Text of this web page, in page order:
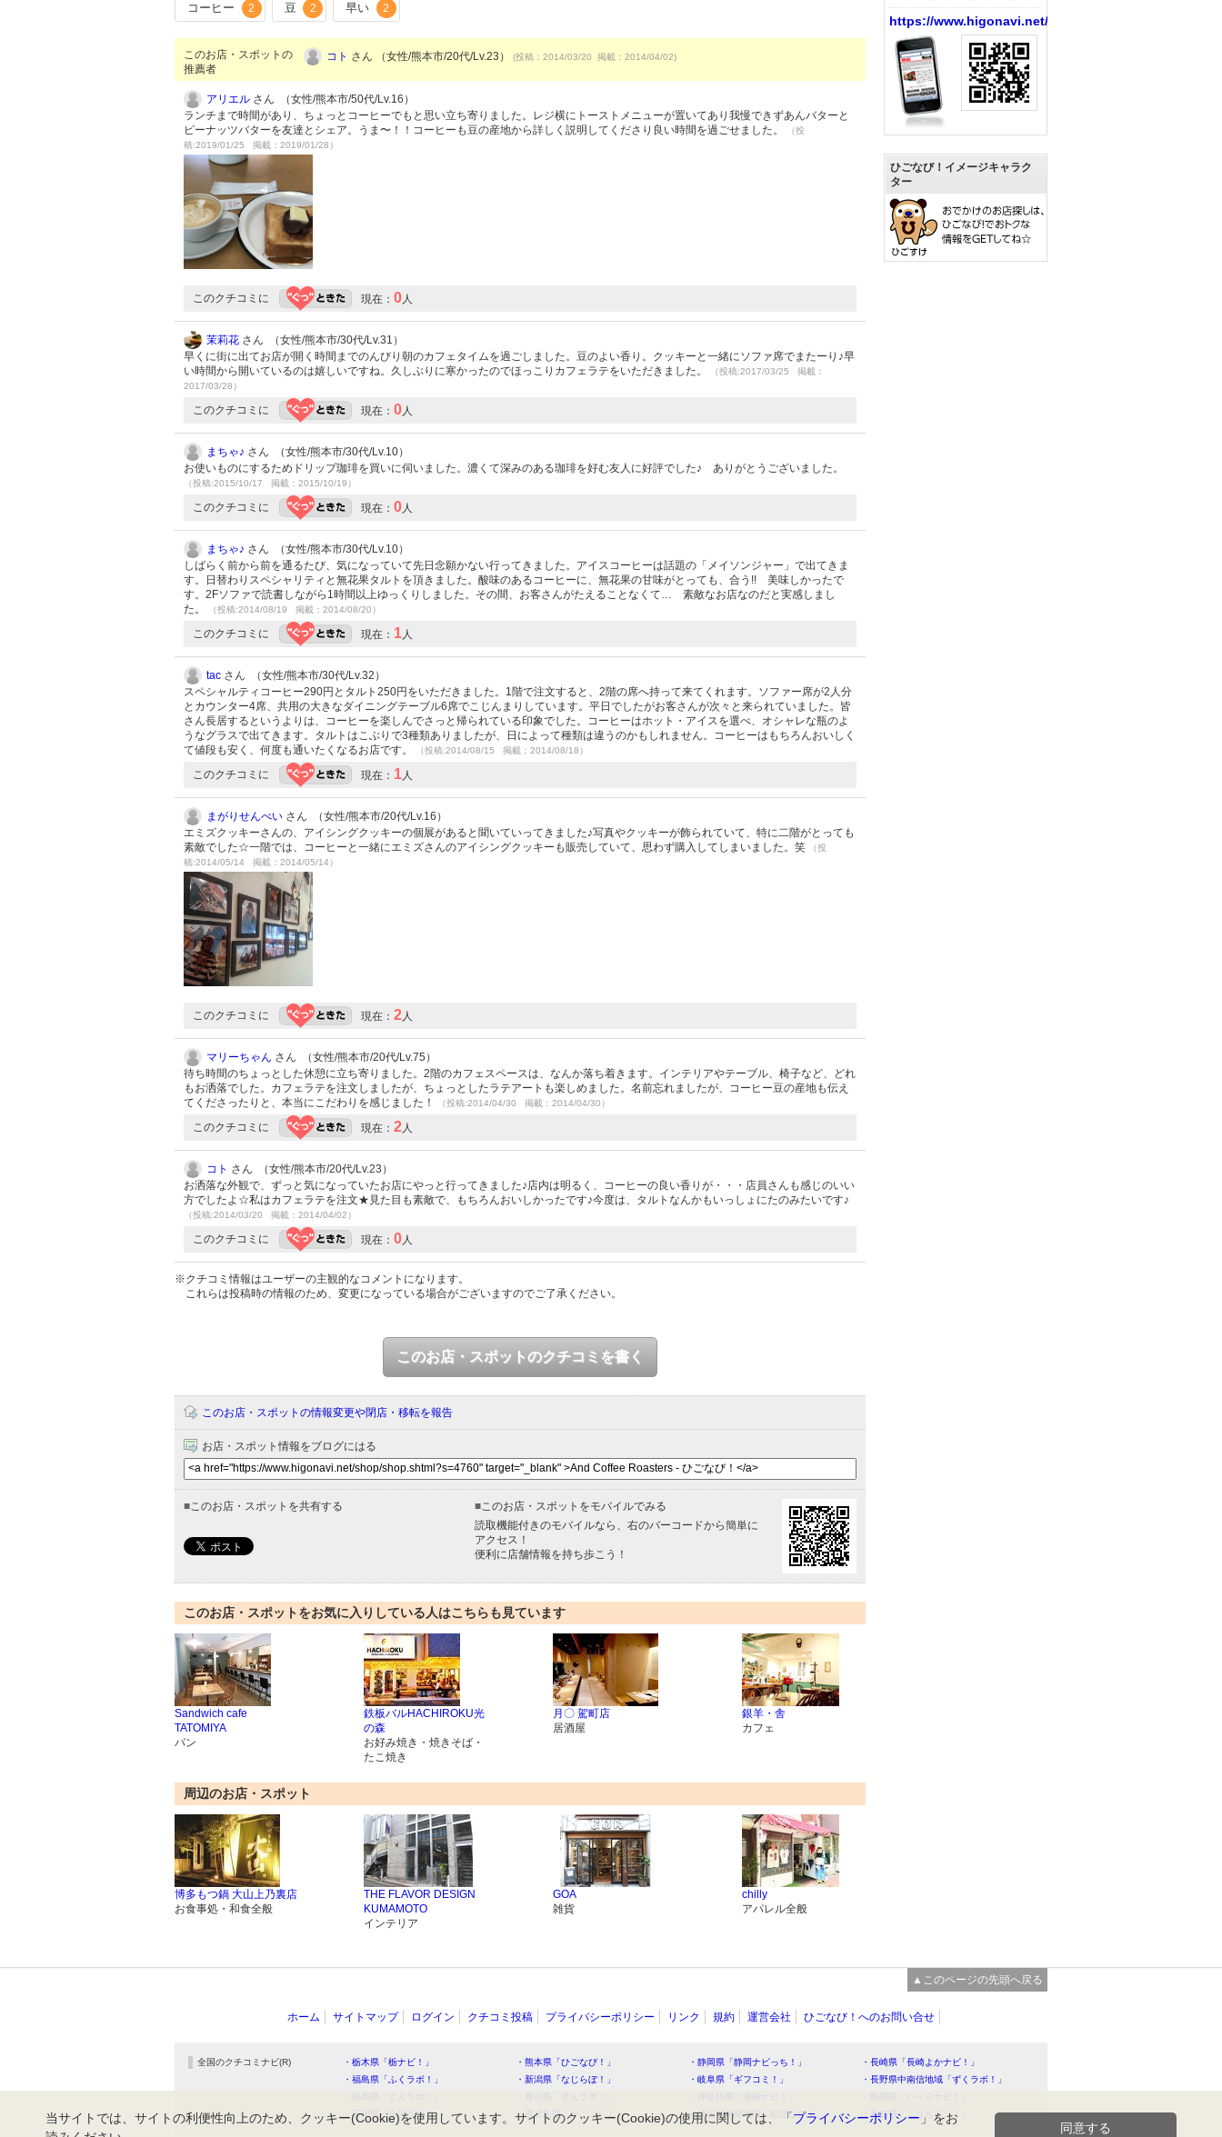
コーヒー 2 豆 2 早い 2
このお店・スポットの
推薦者
コト さん （女性/熊本市/20代/Lv.23） (投稿：2014/03/20 掲載：2014/04/02)
アリエル さん （女性/熊本市/50代/Lv.16）
ランチまで時間があり、ちょっとコーヒーでもと思い立ち寄りました。レジ横にトーストメニューが置いてあり我慢できずあんバターと
ピーナッツバターを友達とシェア。うま〜！！コーヒーも豆の産地から詳しく説明してくださり良い時間を過ごせました。
（投
稿:2019/01/25 掲載：2019/01/28）
このクチコミに 現在： 0 人
茉莉花 さん （女性/熊本市/30代/Lv.31）
早くに街に出てお店が開く時間までのんびり朝のカフェタイムを過ごしました。豆のよい香り。クッキーと一緒にソファ席でまたーり♪早
い時間から開いているのは嬉しいですね。久しぶりに寒かったのでほっこりカフェラテをいただきました。
（投稿:2017/03/25 掲載：
2017/03/28）
このクチコミに 現在： 0 人
まちゃ♪ さん （女性/熊本市/30代/Lv.10）
お使いものにするためドリップ珈琲を買いに伺いました。濃くて深みのある珈琲を好む友人に好評でした♪ ありがとうございました。
（投稿:2015/10/17 掲載：2015/10/19）
このクチコミに 現在： 0 人
まちゃ♪ さん （女性/熊本市/30代/Lv.10）
しばらく前から前を通るたび、気になっていて先日念願かない行ってきました。アイスコーヒーは話題の「メイソンジャー」で出てきま
す。日替わりスペシャリティと無花果タルトを頂きました。酸味のあるコーヒーに、無花果の甘味がとっても、合う!! 美味しかったで
す。2Fソファで読書しながら1時間以上ゆっくりしました。その間、お客さんがたえることなくて… 素敵なお店なのだと実感しまし
た。
（投稿:2014/08/19 掲載：2014/08/20）
このクチコミに 現在： 1 人
tac さん （女性/熊本市/30代/Lv.32）
スペシャルティコーヒー290円とタルト250円をいただきました。1階で注文すると、2階の席へ持って来てくれます。ソファー席が2人分
とカウンター4席、共用の大きなダイニングテーブル6席でこじんまりしています。平日でしたがお客さんが次々と来られていました。皆
さん長居するというよりは、コーヒーを楽しんでさっと帰られている印象でした。コーヒーはホット・アイスを選べ、オシャレな瓶のよ
うなグラスで出てきます。タルトはこぶりで3種類ありましたが、日によって種類は違うのかもしれません。コーヒーはもちろんおいしく
て値段も安く、何度も通いたくなるお店です。
（投稿:2014/08/15 掲載：2014/08/18）
このクチコミに 現在： 1 人
まがりせんべい さん （女性/熊本市/20代/Lv.16）
エミズクッキーさんの、アイシングクッキーの個展があると聞いていってきました♪写真やクッキーが飾られていて、特に二階がとっても
素敵でした☆一階では、コーヒーと一緒にエミズさんのアイシングクッキーも販売していて、思わず購入してしまいました。笑
（投
稿:2014/05/14 掲載：2014/05/14）
このクチコミに 現在： 2 人
マリーちゃん さん （女性/熊本市/20代/Lv.75）
待ち時間のちょっとした休憩に立ち寄りました。2階のカフェスペースは、なんか落ち着きます。インテリアやテーブル、椅子など、どれ
もお洒落でした。カフェラテを注文しましたが、ちょっとしたラテアートも楽しめました。名前忘れましたが、コーヒー豆の産地も伝え
てくださったりと、本当にこだわりを感じました！
（投稿:2014/04/30 掲載：2014/04/30）
このクチコミに 現在： 2 人
コト さん （女性/熊本市/20代/Lv.23）
お洒落な外観で、ずっと気になっていたお店にやっと行ってきました♪店内は明るく、コーヒーの良い香りが・・・店員さんも感じのいい
方でしたよ☆私はカフェラテを注文★見た目も素敵で、もちろんおいしかったです♪今度は、タルトなんかもいっしょにたのみたいです♪
（投稿:2014/03/20 掲載：2014/04/02）
このクチコミに 現在： 0 人
※クチコミ情報はユーザーの主観的なコメントになります。
これらは投稿時の情報のため、変更になっている場合がございますのでご了承ください。
このお店・スポットのクチコミを書く
このお店・スポットの情報変更や閉店・移転を報告
お店・スポット情報をブログにはる
■ このお店・スポットを共有する ■ このお店・スポットをモバイルでみる
読取機能付きのモバイルなら、右のバーコードから簡単に
アクセス！
便利に店舗情報を持ち歩こう！
このお店・スポットをお気に入りしている人はこちらも見ています
Sandwich cafe
TATOMIYA
パン
鉄板バルHACHIROKU光
の森
お好み焼き・焼きそば・
たこ焼き
月〇 駕町店
居酒屋
銀羊・舎
カフェ
周辺のお店・スポット
博多もつ鍋 大山上乃裏店
お食事処・和食全般
THE FLAVOR DESIGN
KUMAMOTO
インテリア
GOA
雑貨
chilly
アパレル全般
https://www.higonavi.net/
ひごなび！イメージキャラク
ター
▲このページの先頭へ戻る
ホーム サイトマップ ログイン クチコミ投稿 プライバシーポリシー リンク 規約 運営会社 ひごなび！へのお問い合せ
全国のクチコミナビ(R) ・栃木県「栃ナビ！」 ・熊本県「ひごなび！」 ・静岡県「静岡ナビっち！」
・長崎県「長崎よかナビ！」
・福島県「ふくラボ！」
・新潟県「なじらぼ！」 ・岐阜県「ギフコミ！」
・長野県中南信地域「ずくラボ！」
・石川県「金沢ラボ！」
・鹿児島県「かごぶら！」 ・埼玉県北部地域「彩北なび！」 ・高知県「こうちドン！」
当サイトでは、サイトの利便性向上のため、クッキー(Cookie)を使用しています。サイトのクッキー(Cookie)の使用に関しては、「プライバシーポリシー 」をお
同意する